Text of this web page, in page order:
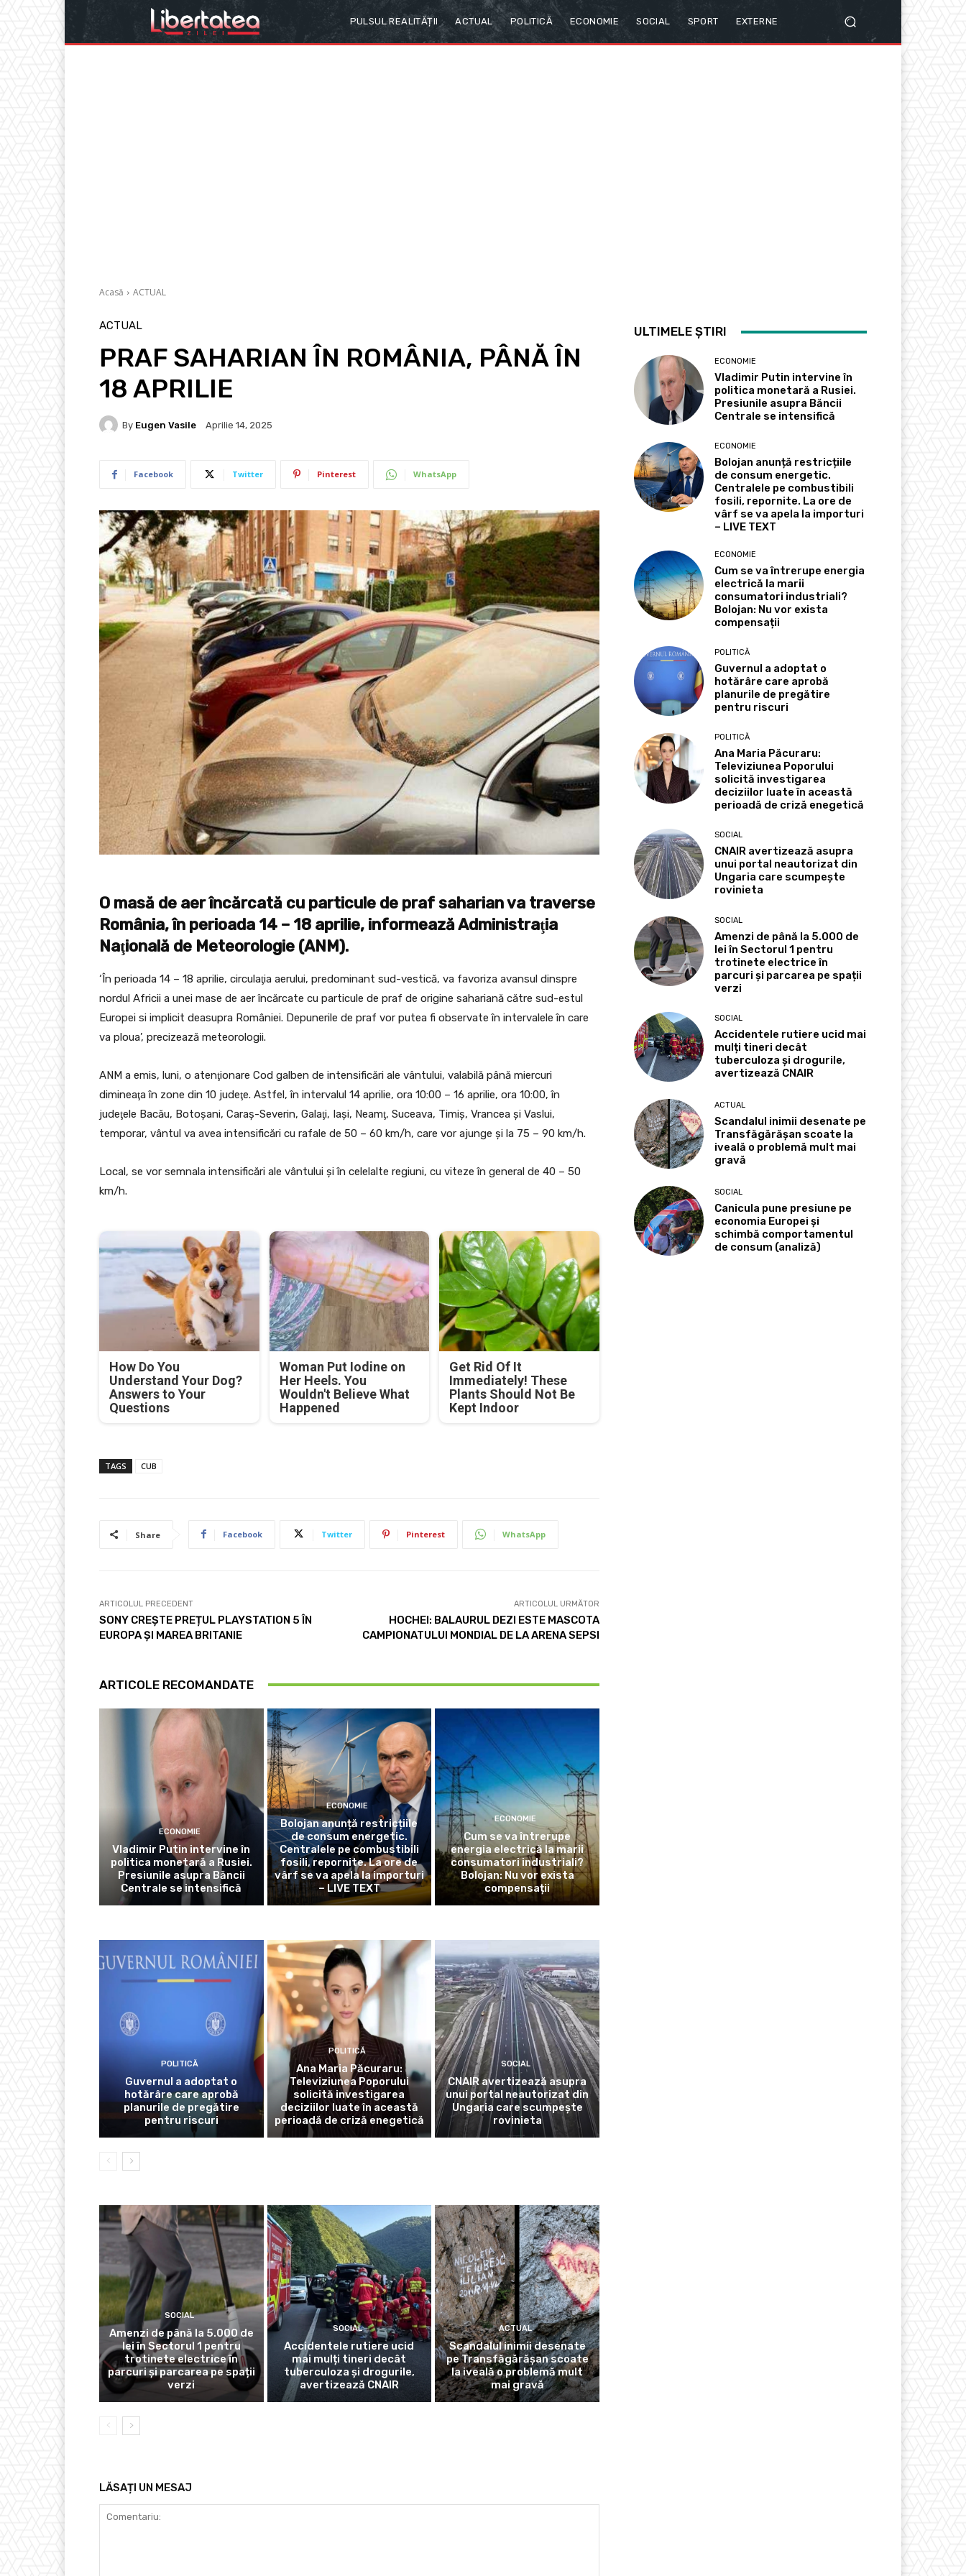
PULSUL REALITĂȚII ACTUAL POLITICĂ ECONOMIE SOCIAL SPORT EXTERNE
Acasă ACTUAL
ACTUAL
PRAF SAHARIAN ÎN ROMÂNIA, PÂNĂ ÎN
18 APRILIE
By Eugen Vasile Aprilie 14, 2025
Facebook Twitter Pinterest WhatsApp
O masă de aer încărcată cu particule de praf saharian va traverse
România, în perioada 14 – 18 aprilie, informează Administraţia
Naţională de Meteorologie (ANM).
‘În perioada 14 – 18 aprilie, circulaţia aerului, predominant sud-vestică, va favoriza avansul dinspre
nordul Africii a unei mase de aer încărcate cu particule de praf de origine sahariană către sud-estul
Europei si implicit deasupra României. Depunerile de praf vor putea fi observate în intervalele în care
va ploua’, precizează meteorologii.
ANM a emis, luni, o atenţionare Cod galben de intensificări ale vântului, valabilă până miercuri
dimineaţa în zone din 10 judeţe. Astfel, în intervalul 14 aprilie, ora 10:00 – 16 aprilie, ora 10:00, în
judeţele Bacău, Botoşani, Caraş-Severin, Galaţi, Iaşi, Neamţ, Suceava, Timiş, Vrancea şi Vaslui,
temporar, vântul va avea intensificări cu rafale de 50 – 60 km/h, care vor ajunge şi la 75 – 90 km/h.
Local, se vor semnala intensificări ale vântului şi în celelalte regiuni, cu viteze în general de 40 – 50
km/h.
How Do You
Understand Your Dog?
Answers to Your
Questions
Woman Put Iodine on
Her Heels. You
Wouldn't Believe What
Happened
Get Rid Of It
Immediately! These
Plants Should Not Be
Kept Indoor
TAGS CUB
Share Facebook Twitter Pinterest WhatsApp
ARTICOLUL PRECEDENT
SONY CREȘTE PREȚUL PLAYSTATION 5 ÎN
EUROPA ȘI MAREA BRITANIE
ARTICOLUL URMĂTOR
HOCHEI: BALAURUL DEZI ESTE MASCOTA
CAMPIONATULUI MONDIAL DE LA ARENA SEPSI
ARTICOLE RECOMANDATE
ECONOMIE
Vladimir Putin intervine în
politica monetară a Rusiei.
Presiunile asupra Băncii
Centrale se intensifică
ECONOMIE
Bolojan anunță restricțiile
de consum energetic.
Centralele pe combustibili
fosili, repornite. La ore de
vârf se va apela la importuri
– LIVE TEXT
ECONOMIE
Cum se va întrerupe
energia electrică la marii
consumatori industriali?
Bolojan: Nu vor exista
compensații
POLITICĂ
Guvernul a adoptat o
hotărâre care aprobă
planurile de pregătire
pentru riscuri
POLITICĂ
Ana Maria Păcuraru:
Televiziunea Poporului
solicită investigarea
deciziilor luate în această
perioadă de criză enegetică
SOCIAL
CNAIR avertizează asupra
unui portal neautorizat din
Ungaria care scumpește
rovinieta
SOCIAL
Amenzi de până la 5.000 de
lei în Sectorul 1 pentru
trotinete electrice în
parcuri și parcarea pe spații
verzi
SOCIAL
Accidentele rutiere ucid
mai mulți tineri decât
tuberculoza și drogurile,
avertizează CNAIR
ACTUAL
Scandalul inimii desenate
pe Transfăgărășan scoate
la iveală o problemă mult
mai gravă
LĂSAȚI UN MESAJ
ULTIMELE ȘTIRI
ECONOMIE
Vladimir Putin intervine în
politica monetară a Rusiei.
Presiunile asupra Băncii
Centrale se intensifică
ECONOMIE
Bolojan anunță restricțiile
de consum energetic.
Centralele pe combustibili
fosili, repornite. La ore de
vârf se va apela la importuri
– LIVE TEXT
ECONOMIE
Cum se va întrerupe energia
electrică la marii
consumatori industriali?
Bolojan: Nu vor exista
compensații
POLITICĂ
Guvernul a adoptat o
hotărâre care aprobă
planurile de pregătire
pentru riscuri
POLITICĂ
Ana Maria Păcuraru:
Televiziunea Poporului
solicită investigarea
deciziilor luate în această
perioadă de criză enegetică
SOCIAL
CNAIR avertizează asupra
unui portal neautorizat din
Ungaria care scumpește
rovinieta
SOCIAL
Amenzi de până la 5.000 de
lei în Sectorul 1 pentru
trotinete electrice în
parcuri și parcarea pe spații
verzi
SOCIAL
Accidentele rutiere ucid mai
mulți tineri decât
tuberculoza și drogurile,
avertizează CNAIR
ACTUAL
Scandalul inimii desenate pe
Transfăgărășan scoate la
iveală o problemă mult mai
gravă
SOCIAL
Canicula pune presiune pe
economia Europei și
schimbă comportamentul
de consum (analiză)